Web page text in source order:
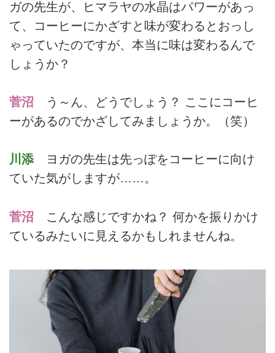
ガの先生が、ヒマラヤの水晶はパワーがあっ
て、コーヒーにかざすと味が変わるとおっし
ゃっていたのですが、本当に味は変わるんで
しょうか？
菅沼 う～ん、どうでしょう？ ここにコーヒ
ーがあるのでかざしてみましょうか。（笑）
川添 ヨガの先生は先っぽをコーヒーに向け
ていた気がしますが……。
菅沼 こんな感じですかね？ 何かを振りかけ
ているみたいに見えるかもしれませんね。